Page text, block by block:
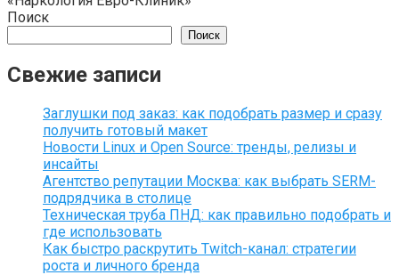
Поиск
Поиск
Свежие записи
Заглушки под заказ: как подобрать размер и сразу
получить готовый макет
Новости Linux и Open Source: тренды, релизы и
инсайты
Агентство репутации Москва: как выбрать SERM-
подрядчика в столице
Техническая труба ПНД: как правильно подобрать и
где использовать
Как быстро раскрутить Twitch-канал: стратегии
роста и личного бренда